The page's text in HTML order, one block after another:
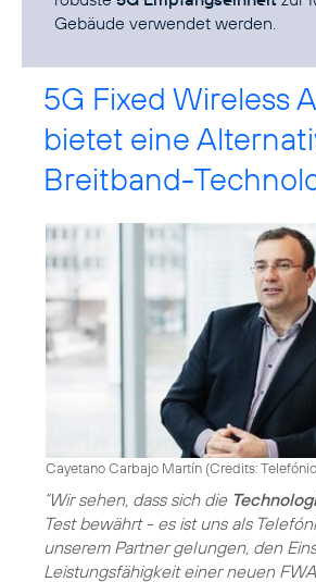
Gebäude verwendet werden.
5G Fixed Wireless
bietet eine
Breitband-
Cayetano Carbajo Martín (Credits:
“Wir sehen, dass sich die
Test bewährt - es ist uns als
unserem Partner gelungen, den
Leistungsfähigkeit einer neuen